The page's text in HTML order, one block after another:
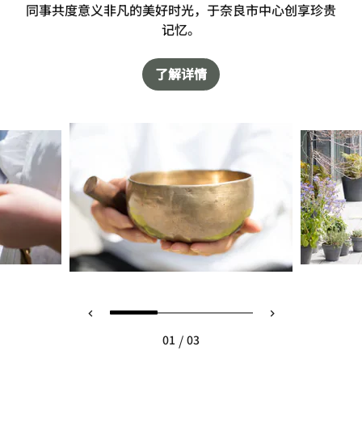
同事共度意义非凡的美好时光，于奈良市中心创享珍贵
记忆。
了解详情
01 / 03